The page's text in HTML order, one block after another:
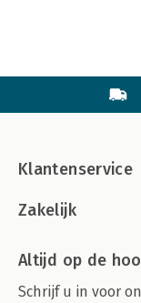
Klantenservice
Zakelijk
Altijd op de
Schrijf u in voor